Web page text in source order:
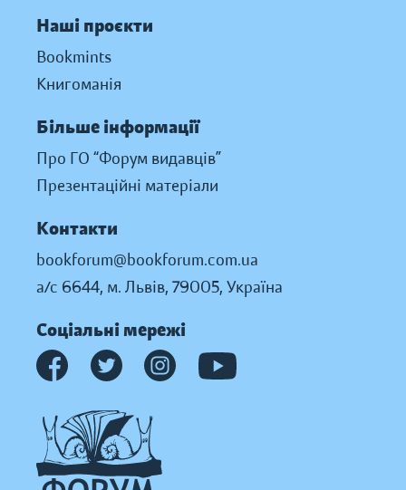
Наші проєкти
Bookmints
Книгоманія
Більше інформації
Про ГО “Форум видавців”
Презентаційні матеріали
Контакти
bookforum@bookforum.com.ua
а/с 6644, м. Львів, 79005, Україна
Соціальні мережі